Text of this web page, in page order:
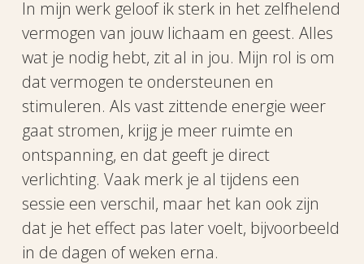
In mijn werk geloof ik sterk in het zelfhelend
vermogen van jouw lichaam en geest. Alles
wat je nodig hebt, zit al in jou. Mijn rol is om
dat vermogen te ondersteunen en
stimuleren. Als vast zittende energie weer
gaat stromen, krijg je meer ruimte en
ontspanning, en dat geeft je direct
verlichting. Vaak merk je al tijdens een
sessie een verschil, maar het kan ook zijn
dat je het effect pas later voelt, bijvoorbeeld
in de dagen of weken erna.